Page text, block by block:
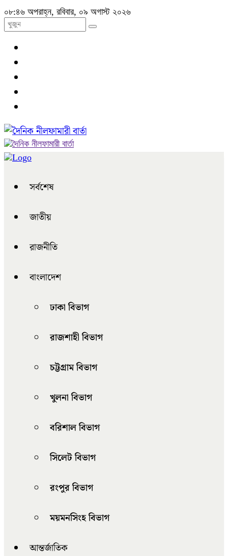
০৮:৪৬ অপরাহ্ন, রবিবার, ০৯ অগাস্ট ২০২৬
সর্বশেষ
জাতীয়
রাজনীতি
বাংলাদেশ
ঢাকা বিভাগ
রাজশাহী বিভাগ
চট্টগ্রাম বিভাগ
খুলনা বিভাগ
বরিশাল বিভাগ
সিলেট বিভাগ
রংপুর বিভাগ
ময়মনসিংহ বিভাগ
আন্তর্জাতিক